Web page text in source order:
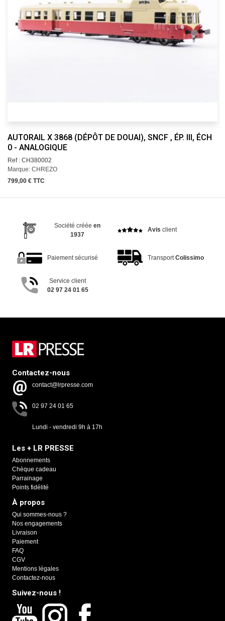
AUTORAIL X 3868 (DÉPÔT DE DOUAI), SNCF , ÉP. III, ÉCH
0 - ANALOGIQUE
Ref : CH380002
Marque: CHREZO
799,00 € TTC
Société créée en
1937
Avis client
Paiement sécurisé TransportColissimo
Service client
02 97 24 01 65
Contactez-nous
contact@lrpresse.com
02 97 24 01 65
Lundi - vendredi 9h à 17h
Les + LR PRESSE
Abonnements
Chèque cadeau
Parrainage
Points fidélité
À propos
Qui sommes-nous ?
Nos engagements
Livraison
Paiement
FAQ
CGV
Mentions légales
Contactez-nous
Suivez-nous !